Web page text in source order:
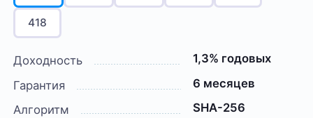
418
Доходность
1,3% годовых
Гарантия
6 месяцев
Алгоритм
SHA-256